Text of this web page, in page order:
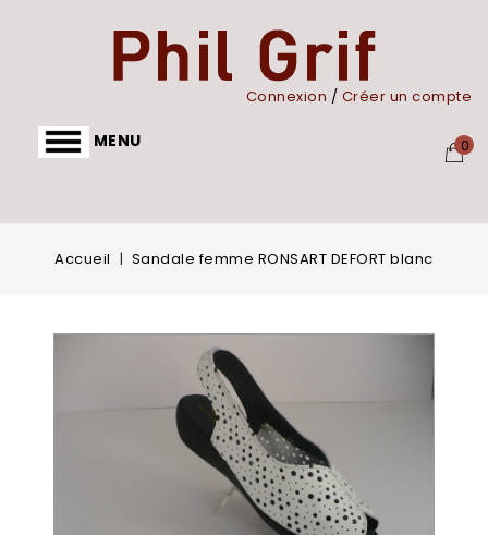
Connexion / Créer un compte
0
MENU
Accueil Sandale femme RONSART DEFORT blanc